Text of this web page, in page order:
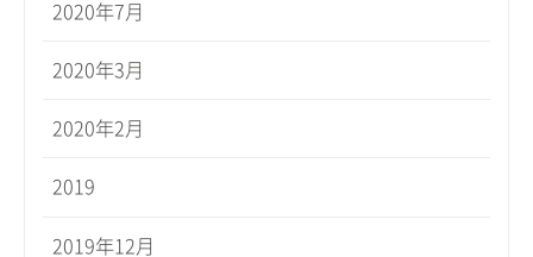
2020年7月
2020年3月
2020年2月
2019
2019年12月